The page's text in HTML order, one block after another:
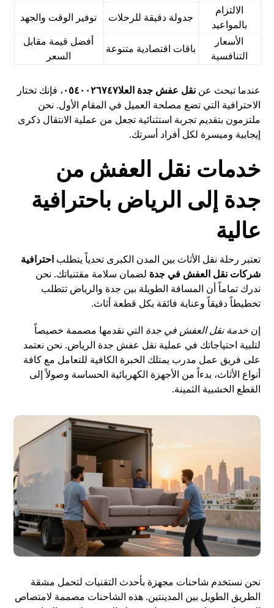
الالتزام
بالمواعيد
جدولة دقيقة للرحلات توفير الوقت والجهد
الأسعار
التنافسية
باقات اقتصادية متنوعة
أفضل قيمة مقابل
السعر
عندما تبحث عننقل عفش جدة العلا٠٥٤٠٠٢٦٧٤٧
، فإنك تختار
الاحترافية التي تضع مصلحة العميل في المقام الأول. نحن
ملتزمون بتقديم تجربة استثنائية تجعل من عملية الانتقال ذكرى
إيجابية وميسرة لكل أفراد أسرتك.
خدمات نقل العفش من
جدة إلى الرياض باحترافية
عالية
تعتبر رحلة نقل الأثاث بين المدن الكبرى تحدياً يتطلب احترافية
شركات نقل العفش في جدة لضمان سلامة مقتنياتك. نحن
ندرك تماماً أن المسافة الطويلة بين جدة والرياض تتطلب
تخطيطاً دقيقاً وعناية فائقة بكل قطعة أثاث.
إنخدمة نقل العفش في جدة التي نقدمها مصممة خصيصاً
لتلبية احتياجاتك في عملية نقل عفش جدة الرياض. نحن نعتمد
على فريق عمل مدرب يمتلك الخبرة الكافية للتعامل مع كافة
أنواع الأثاث، بدءاً من الأجهزة الكهربائية الحساسة وصولاً إلى
القطع الخشبية الثمينة.
نحن نستخدم شاحنات مجهزة بأحدث التقنيات لتحمل مشقة
الطريق الطويل بين المدينتين. هذه الشاحنات مصممة لامتصاص